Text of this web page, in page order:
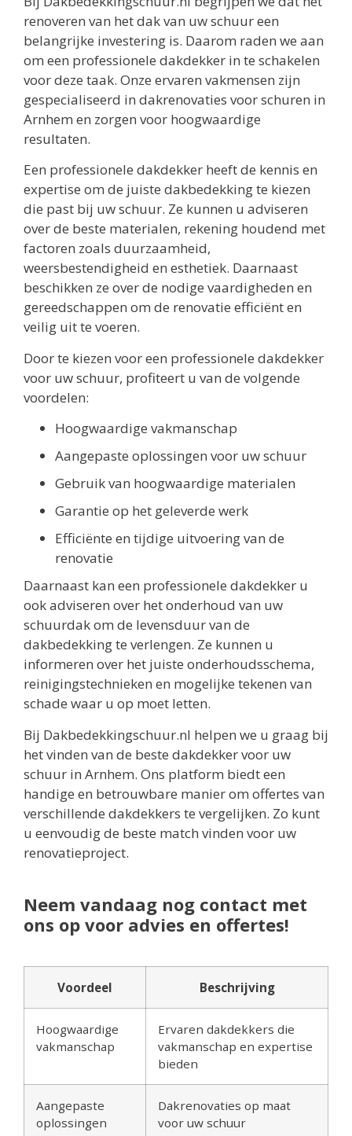
renoveren van het dak van uw schuur een
belangrijke investering is. Daarom raden we aan
om een professionele dakdekker in te schakelen
voor deze taak. Onze ervaren vakmensen zijn
gespecialiseerd in dakrenovaties voor schuren in
Arnhem en zorgen voor hoogwaardige
resultaten.
Een professionele dakdekker heeft de kennis en
expertise om de juiste dakbedekking te kiezen
die past bij uw schuur. Ze kunnen u adviseren
over de beste materialen, rekening houdend met
factoren zoals duurzaamheid,
weersbestendigheid en esthetiek. Daarnaast
beschikken ze over de nodige vaardigheden en
gereedschappen om de renovatie efficiënt en
veilig uit te voeren.
Door te kiezen voor een professionele dakdekker
voor uw schuur, profiteert u van de volgende
voordelen:
Hoogwaardige vakmanschap
Aangepaste oplossingen voor uw schuur
Gebruik van hoogwaardige materialen
Garantie op het geleverde werk
Efficiënte en tijdige uitvoering van de
renovatie
Daarnaast kan een professionele dakdekker u
ook adviseren over het onderhoud van uw
schuurdak om de levensduur van de
dakbedekking te verlengen. Ze kunnen u
informeren over het juiste onderhoudsschema,
reinigingstechnieken en mogelijke tekenen van
schade waar u op moet letten.
Bij Dakbedekkingschuur.nl helpen we u graag bij
het vinden van de beste dakdekker voor uw
schuur in Arnhem. Ons platform biedt een
handige en betrouwbare manier om offertes van
verschillende dakdekkers te vergelijken. Zo kunt
u eenvoudig de beste match vinden voor uw
renovatieproject.
Neem vandaag nog contact met
ons op voor advies en offertes!
Voordeel Beschrijving
Hoogwaardige
vakmanschap
Ervaren dakdekkers die
vakmanschap en expertise
bieden
Aangepaste
oplossingen
Dakrenovaties op maat
voor uw schuur